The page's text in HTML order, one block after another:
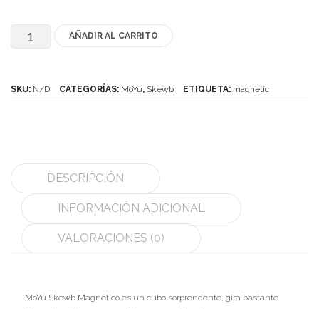
The Valk
Mods
Speedcubing
Ofertas
MoYu AÑADIR AL CARRITO
SKU: N/D CATEGORÍAS: MoYu, Skewb ETIQUETA: magnetic
DESCRIPCIÓN
INFORMACIÓN ADICIONAL
VALORACIONES (0)
MoYu Skewb Magnético es un cubo sorprendente, gira bastante